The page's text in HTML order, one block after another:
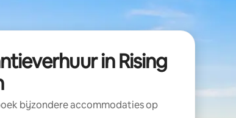
in Rising
bijzondere accommodaties op